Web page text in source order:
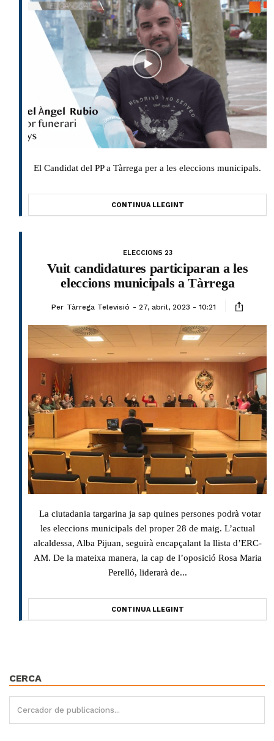
El Candidat del PP a Tàrrega per a les eleccions municipals.
CONTINUA LLEGINT
ELECCIONS 23
Vuit candidatures participaran a les
eleccions municipals a Tàrrega
Per Tàrrega Televisió 27, abril, 2023 - 10:21
La ciutadania targarina ja sap quines persones podrà votar
les eleccions municipals del proper 28 de maig. L’actual
alcaldessa, Alba Pijuan, seguirà encapçalant la llista d’ERC-
AM. De la mateixa manera, la cap de l’oposició Rosa Maria
Perelló, liderarà de...
CONTINUA LLEGINT
CERCA